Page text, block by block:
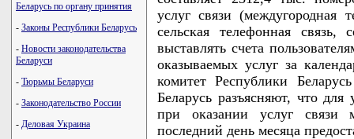
Беларусь по органу принятия
- Законы Республики Беларусь
- Новости законодательства
Беларуси
- Тюрьмы Беларуси
- Законодательство России
- Деловая Украина
услуг связи (междугородная
сельская телефонная
выставлять счета
оказываемых услуг за
комитет Республики
Беларусь разъясняют, что
при оказании услуг связи
последний день месяца